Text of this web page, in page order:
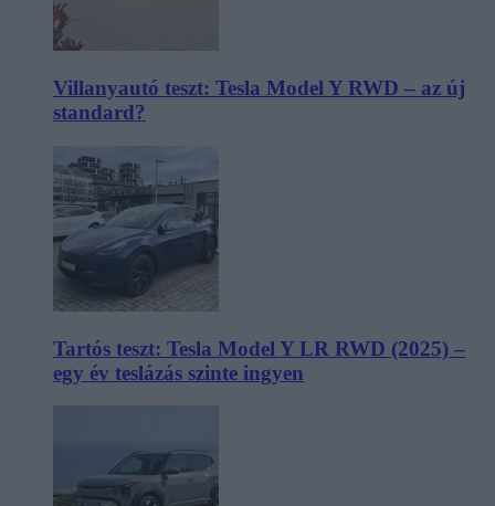
Villanyautó teszt: Tesla Model Y RWD – az új
standard?
Tartós teszt: Tesla Model Y LR RWD (2025) –
egy év teslázás szinte ingyen